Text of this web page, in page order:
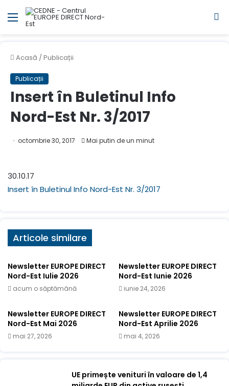
Meniul
Acasă /Publicații
Publicații
Insert în Buletinul Info
Nord-Est Nr. 3/2017
octombrie 30, 2017 Mai putin de un minut
30.10.17
Insert în Buletinul Info Nord-Est Nr. 3/2017
Articole similare
Newsletter EUROPE DIRECT
Nord-Est Iulie 2026
acum o săptămână
Newsletter EUROPE DIRECT
Nord-Est Iunie 2026
iunie 24, 2026
Newsletter EUROPE DIRECT
Nord-Est Mai 2026
mai 27, 2026
Newsletter EUROPE DIRECT
Nord-Est Aprilie 2026
mai 4, 2026
UE primește venituri în valoare de 1,4